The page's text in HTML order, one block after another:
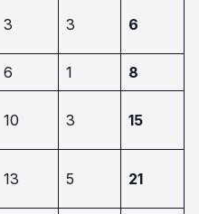
3 3 6
6 1 8
10 3 15
13 5 21